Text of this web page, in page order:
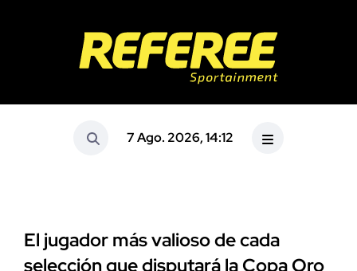
7 Ago. 2026, 14:12
El jugador más valioso de cada
selección que disputará la Copa Oro